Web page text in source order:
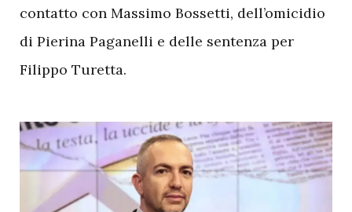
contatto con Massimo Bossetti, dell’omicidio
di Pierina Paganelli e delle sentenza per
Filippo Turetta.